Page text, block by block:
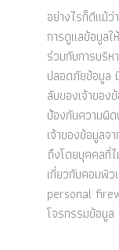
อย่างไรก็ดีแม้ว่
การดูแลข้อมูลใ
ร่วมกับการบริ
ปลอดภัยข้อมูล
ลับของเจ้าขอ
ป้องกันความผิ
เจ้าของข้อมูลจ
ถึงโดยบุคคลที่
เกี่ยวกับคอมพิ
personal
โจรกรรมข้อมูล